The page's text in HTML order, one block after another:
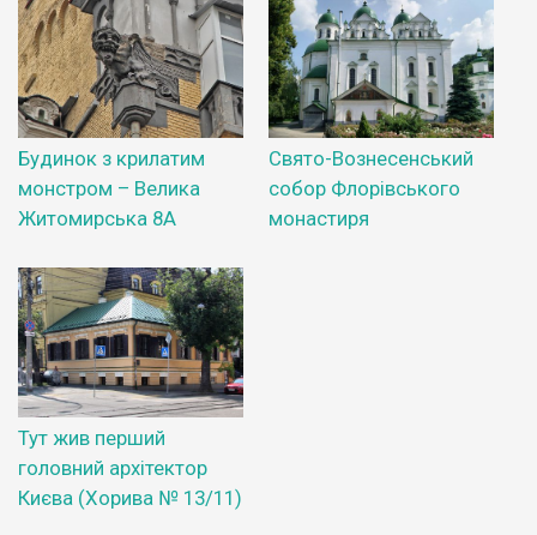
Будинок з крилатим
монстром – Велика
Житомирська 8А
Свято-Вознесенський
собор Флорівського
монастиря
Тут жив перший
головний архітектор
Києва (Хорива № 13/11)